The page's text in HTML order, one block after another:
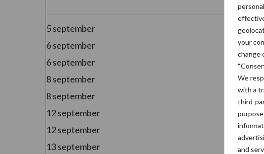
your
change
We
with a
third-
and
5 september
6 september
6 september
8 september
8 september
12 september
12 september
13 september
Gelselaar
Wenum
Albergen
Harfsen
Uddel
Neede
Zuna